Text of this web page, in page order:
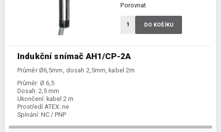
Indukční snímač AH1/CP-2A
Průměr Ø6,5mm, dosah 2,5mm, kabel 2m
Průměr: Ø 6,5
Dosah: 2,5 mm
Ukončení: kabel 2 m
Prostředí ATEX: ne
Spínání: NC / PNP
Porovnat
DO KOŠÍKU